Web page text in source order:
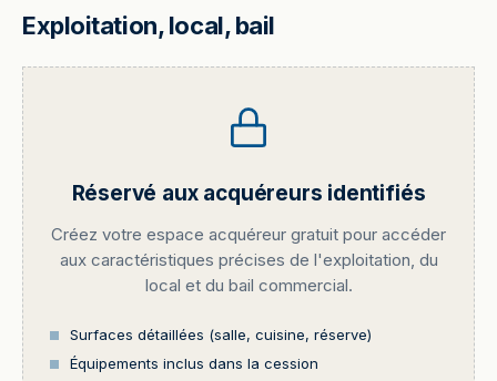
Exploitation, local, bail
Réservé aux acquéreurs identifiés
Créez votre espace acquéreur gratuit pour accéder
aux caractéristiques précises de l'exploitation, du
local et du bail commercial.
Surfaces détaillées (salle, cuisine, réserve)
Équipements inclus dans la cession